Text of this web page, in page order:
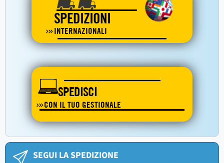
SPEDIZIONI
INTERNAZIONALI
SPEDISCI
CON IL TUO GESTIONALE
SEGUI LA SPEDIZIONE